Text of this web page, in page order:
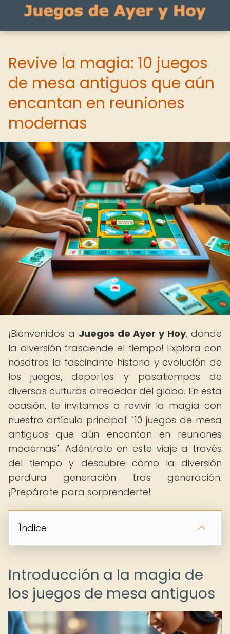
Revive la magia: 10 juegos
de mesa antiguos que aún
encantan en reuniones
modernas
¡Bienvenidos a Juegos de Ayer y Hoy, donde
la diversión trasciende el tiempo! Explora con
nosotros la fascinante historia y evolución de
los juegos, deportes y pasatiempos de
diversas culturas alrededor del globo. En esta
ocasión, te invitamos a revivir la magia con
nuestro artículo principal: "10 juegos de mesa
antiguos que aún encantan en reuniones
modernas". Adéntrate en este viaje a través
del tiempo y descubre cómo la diversión
perdura generación tras generación.
¡Prepárate para sorprenderte!
Índice
Introducción a la magia de
los juegos de mesa antiguos